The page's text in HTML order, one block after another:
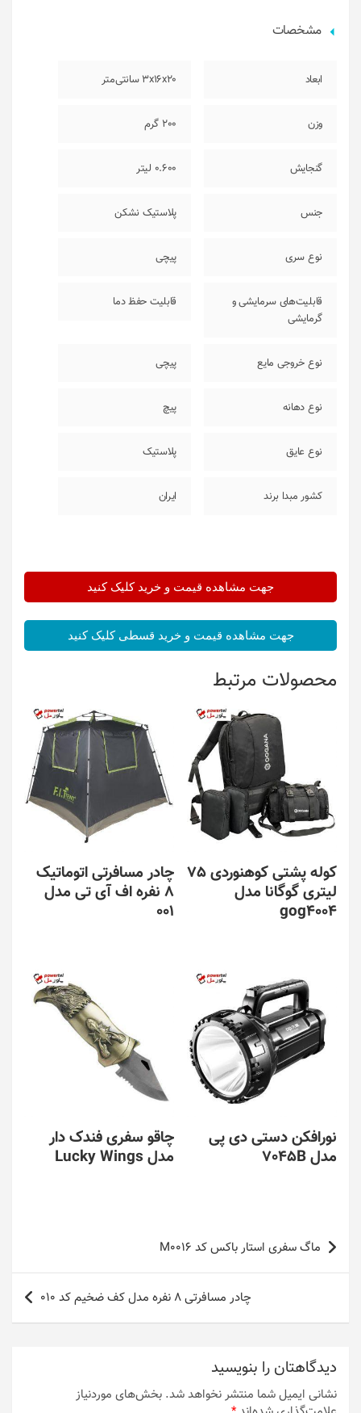
مشخصات
ابعاد 3x16x20 سانتی‌متر
وزن 200 گرم
گنجایش 0.600 لیتر
جنس پلاستیک نشکن
نوع سری پیچی
قابلیت‌های سرمایشی و
گرمایشی
قابلیت حفظ دما
نوع خروجی مایع پیچی
نوع دهانه پیچ
نوع عایق پلاستیک
کشور مبدا برند ایران
جهت مشاهده قیمت و خرید کلیک کنید
جهت مشاهده قیمت و خرید قسطی کلیک کنید
محصولات مرتبط
کوله پشتی کوهنوردی 75
لیتری گوگانا مدل
gog4004
چادر مسافرتی اتوماتیک
8 نفره اف آی تی مدل
001
نورافکن دستی دی پی
مدل 7045B
چاقو سفری فندک دار
مدل Lucky Wings
راهبری
نوشته
ماگ سفری استار باکس کد M0016
چادر مسافرتی 8 نفره مدل کف ضخیم کد 010
دیدگاهتان را بنویسید
نشانی ایمیل شما منتشر نخواهد شد. بخش‌های موردنیاز